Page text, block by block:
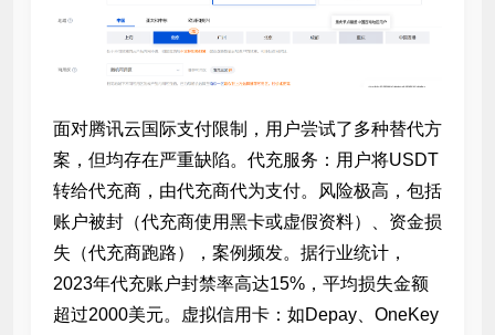
面对腾讯云国际支付限制，用户尝试了多种替代方
案，但均存在严重缺陷。代充服务：用户将USDT
转给代充商，由代充商代为支付。风险极高，包括
账户被封（代充商使用黑卡或虚假资料）、资金损
失（代充商跑路），案例频发。据行业统计，
2023年代充账户封禁率高达15%，平均损失金额
超过2000美元。虚拟信用卡：如Depay、OneKey